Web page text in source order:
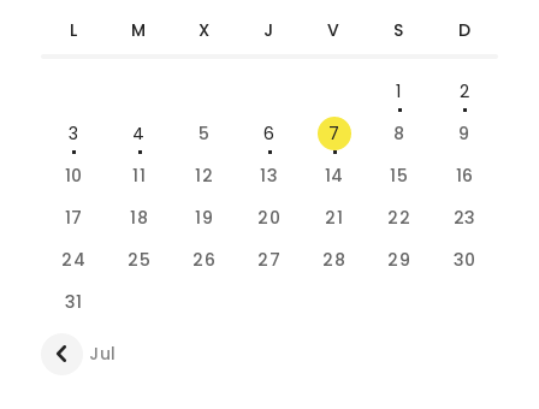
L M X J V S D
1
2
3
4 5 6 7 8
9
10
11 12 13 14 15
16
17
18 19 20 21 22
23
24
25 26 27 28 29
30
31
« Jul